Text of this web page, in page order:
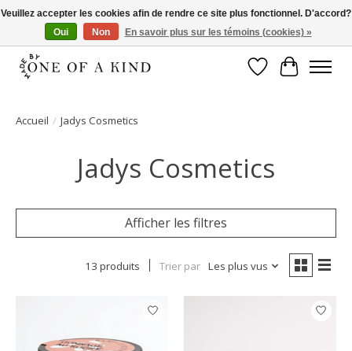
Pas de montant minimum d'achat!
Liste dePanier
Accueil / Jadys Cosmetics
Jadys Cosmetics
Afficher les filtres
13 produits Trier par Les plus vus
Veuillez accepter les cookies afin de rendre ce site plus fonctionnel. D'accord?
Oui
Non En savoir plus sur les témoins (cookies) »